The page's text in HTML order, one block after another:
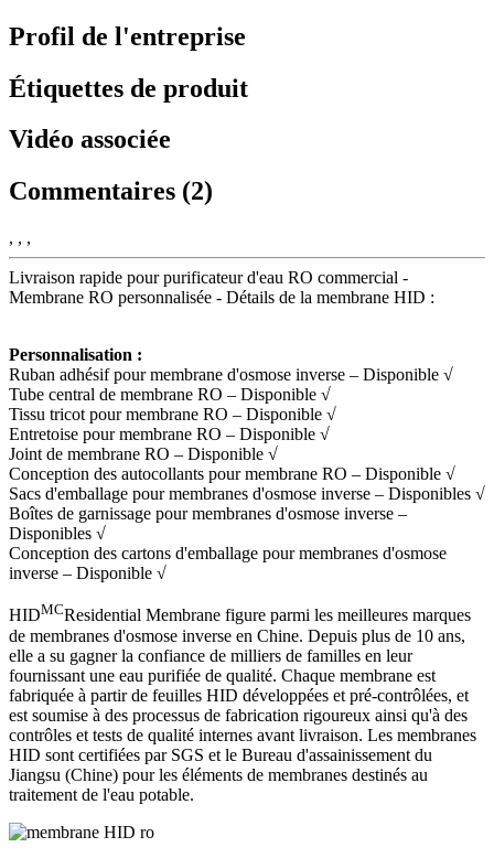
Profil de l'entreprise
Étiquettes de produit
Vidéo associée
Commentaires (2)
, , ,
Livraison rapide pour purificateur d'eau RO commercial -
Membrane RO personnalisée - Détails de la membrane HID :
Personnalisation :
Ruban adhésif pour membrane d'osmose inverse – Disponible √
Tube central de membrane RO – Disponible √
Tissu tricot pour membrane RO – Disponible √
Entretoise pour membrane RO – Disponible √
Joint de membrane RO – Disponible √
Conception des autocollants pour membrane RO – Disponible √
Sacs d'emballage pour membranes d'osmose inverse – Disponibles √
Boîtes de garnissage pour membranes d'osmose inverse –
Disponibles √
Conception des cartons d'emballage pour membranes d'osmose
inverse – Disponible √
HIDMCResidential Membrane figure parmi les meilleures marques
de membranes d'osmose inverse en Chine. Depuis plus de 10 ans,
elle a su gagner la confiance de milliers de familles en leur
fournissant une eau purifiée de qualité. Chaque membrane est
fabriquée à partir de feuilles HID développées et pré-contrôlées, et
est soumise à des processus de fabrication rigoureux ainsi qu'à des
contrôles et tests de qualité internes avant livraison. Les membranes
HID sont certifiées par SGS et le Bureau d'assainissement du
Jiangsu (Chine) pour les éléments de membranes destinés au
traitement de l'eau potable.